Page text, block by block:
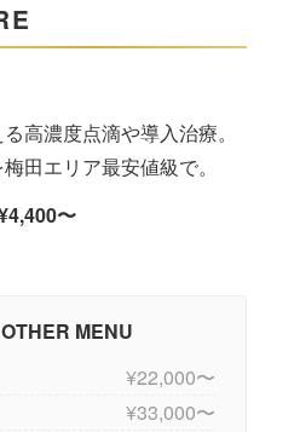
高濃度点滴や導入治療。
田エリア最安値級で。
〜
MENU
¥22,000〜
¥33,000〜